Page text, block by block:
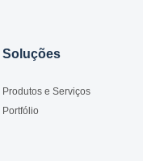
Soluções
Produtos e Serviços
Portfólio